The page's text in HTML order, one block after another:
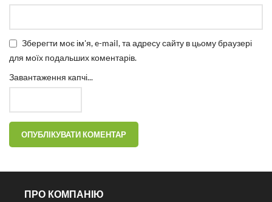
Зберегти моє ім'я, e-mail, та адресу сайту в цьому браузері
для моїх подальших коментарів.
Завантаження капчі...
ПРО КОМПАНІЮ